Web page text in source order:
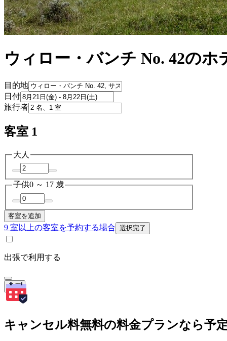
ウィロー・バンチ No. 42のホ
目的地
日付
旅行者
客室 1
大人
子供0 ～ 17 歳
客室を追加
9 室以上の客室を予約する場合 選択完了
出張で利用する
検索
キャンセル料無料の料金プランなら予